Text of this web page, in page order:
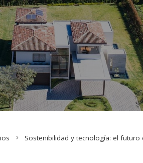
Sostenibilidad y tecnología: el futuro